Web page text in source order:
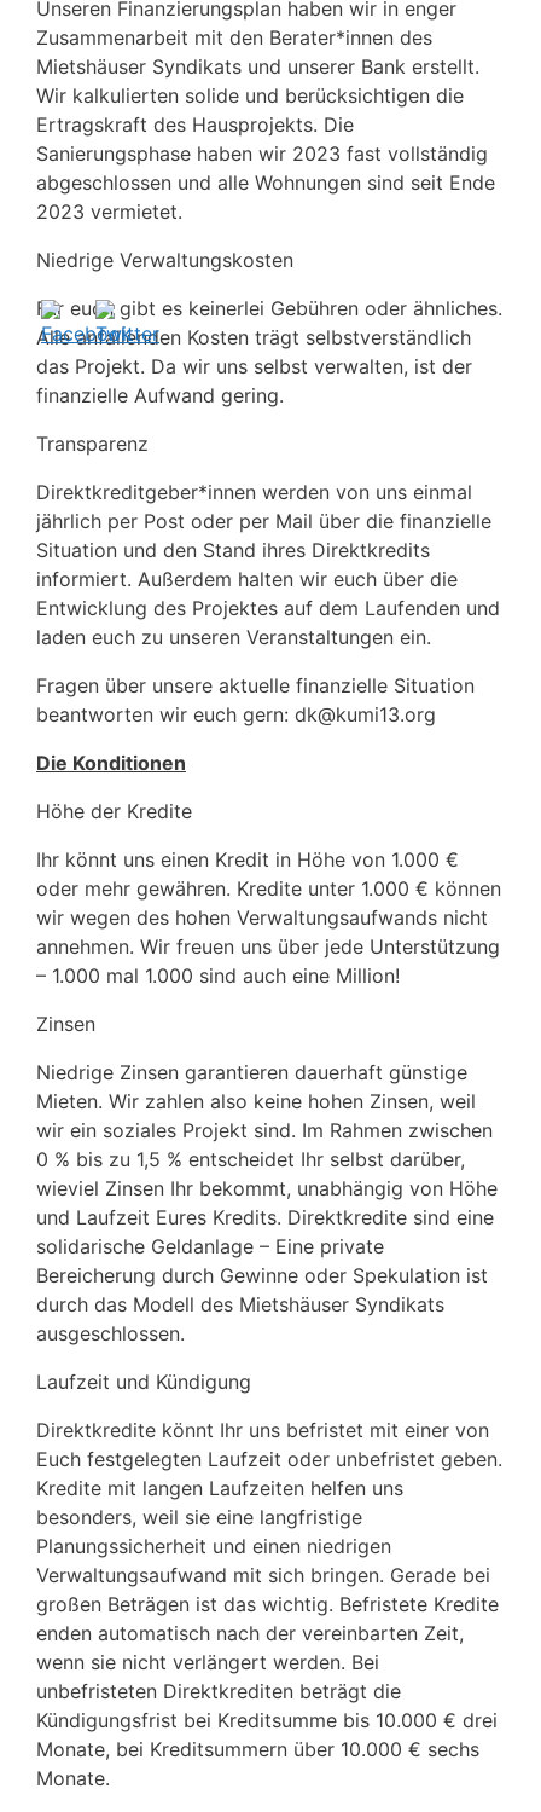
Unseren Finanzierungsplan haben wir in enger
Zusammenarbeit mit den Berater*innen des
Mietshäuser Syndikats und unserer Bank erstellt.
Wir kalkulierten solide und berücksichtigen die
Ertragskraft des Hausprojekts. Die
Sanierungsphase haben wir 2023 fast vollständig
abgeschlossen und alle Wohnungen sind seit Ende
2023 vermietet.
Niedrige Verwaltungskosten
Für euch gibt es keinerlei Gebühren oder ähnliches.
Alle anfallenden Kosten trägt selbstverständlich
das Projekt. Da wir uns selbst verwalten, ist der
finanzielle Aufwand gering.
Transparenz
Direktkreditgeber*innen werden von uns einmal
jährlich per Post oder per Mail über die finanzielle
Situation und den Stand ihres Direktkredits
informiert. Außerdem halten wir euch über die
Entwicklung des Projektes auf dem Laufenden und
laden euch zu unseren Veranstaltungen ein.
Fragen über unsere aktuelle finanzielle Situation
beantworten wir euch gern: dk@kumi13.org
Die Konditionen
Höhe der Kredite
Ihr könnt uns einen Kredit in Höhe von 1.000 €
oder mehr gewähren. Kredite unter 1.000 € können
wir wegen des hohen Verwaltungsaufwands nicht
annehmen. Wir freuen uns über jede Unterstützung
– 1.000 mal 1.000 sind auch eine Million!
Zinsen
Niedrige Zinsen garantieren dauerhaft günstige
Mieten. Wir zahlen also keine hohen Zinsen, weil
wir ein soziales Projekt sind. Im Rahmen zwischen
0 % bis zu 1,5 % entscheidet Ihr selbst darüber,
wieviel Zinsen Ihr bekommt, unabhängig von Höhe
und Laufzeit Eures Kredits. Direktkredite sind eine
solidarische Geldanlage – Eine private
Bereicherung durch Gewinne oder Spekulation ist
durch das Modell des Mietshäuser Syndikats
ausgeschlossen.
Laufzeit und Kündigung
Direktkredite könnt Ihr uns befristet mit einer von
Euch festgelegten Laufzeit oder unbefristet geben.
Kredite mit langen Laufzeiten helfen uns
besonders, weil sie eine langfristige
Planungssicherheit und einen niedrigen
Verwaltungsaufwand mit sich bringen. Gerade bei
großen Beträgen ist das wichtig. Befristete Kredite
enden automatisch nach der vereinbarten Zeit,
wenn sie nicht verlängert werden. Bei
unbefristeten Direktkrediten beträgt die
Kündigungsfrist bei Kreditsumme bis 10.000 € drei
Monate, bei Kreditsummern über 10.000 € sechs
Monate.